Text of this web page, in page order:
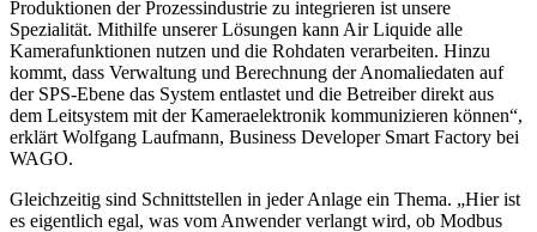
Produktionen der Prozessindustrie zu integrieren ist unsere
Spezialität. Mithilfe unserer Lösungen kann Air Liquide alle
Kamerafunktionen nutzen und die Rohdaten verarbeiten. Hinzu
kommt, dass Verwaltung und Berechnung der Anomaliedaten auf
der SPS-Ebene das System entlastet und die Betreiber direkt aus
dem Leitsystem mit der Kameraelektronik kommunizieren können“,
erklärt Wolfgang Laufmann, Business Developer Smart Factory bei
WAGO.
Gleichzeitig sind Schnittstellen in jeder Anlage ein Thema. „Hier ist
es eigentlich egal, was vom Anwender verlangt wird, ob Modbus